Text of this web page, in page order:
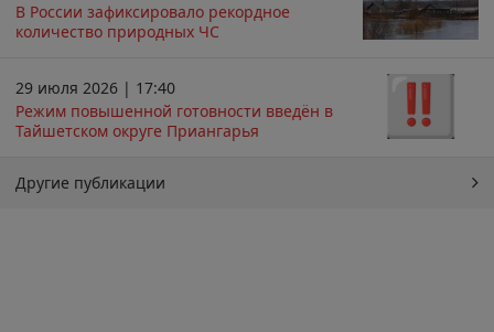
В России зафиксировало рекордное
количество природных ЧС
29 июля 2026 | 17:40
Режим повышенной готовности введён в
Тайшетском округе Приангарья
Другие публикации